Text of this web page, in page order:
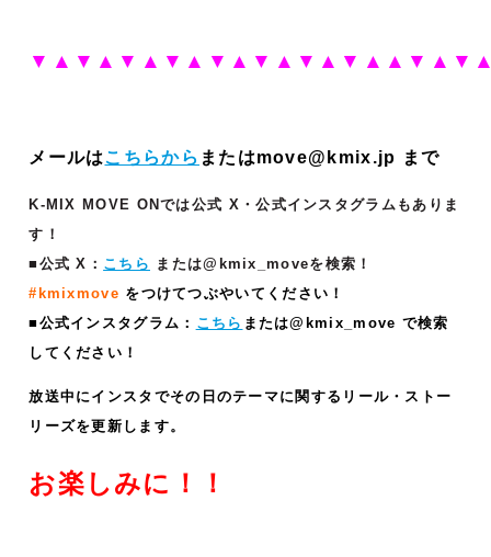
▼▲▼▲
メールはこちらから またはmove@kmix.jp まで
K-MIX MOVE ONでは公式 X・公式インスタグラムもありま
す！
■公式 X： こちら または@kmix_moveを検索！
#kmixmove をつけてつぶやいてください！
■公式インスタグラム： こちら または@kmix_move で検索
してください！
放送中にインスタでその日のテーマに関するリール・ストー
リーズを更新します。
お楽しみに！！